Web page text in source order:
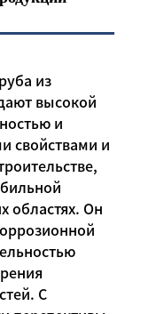
из
высокой
и
свойствами и
областях. Он
С